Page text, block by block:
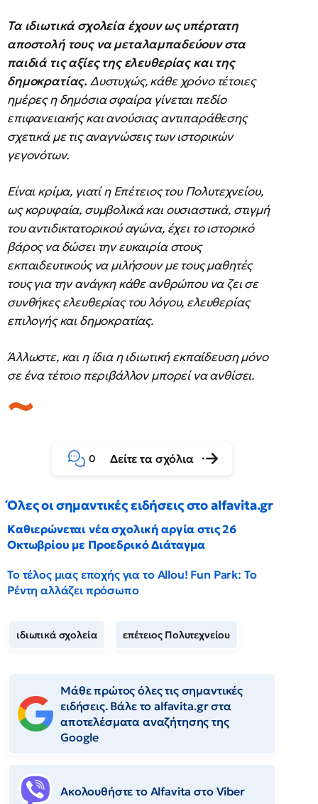
Τα ιδιωτικά σχολεία έχουν ως υπέρτατη
αποστολή τους να μεταλαμπαδεύουν στα
παιδιά τις αξίες της ελευθερίας και της
δημοκρατίας. Δυστυχώς, κάθε χρόνο τέτοιες
ημέρες η δημόσια σφαίρα γίνεται πεδίο
επιφανειακής και ανούσιας αντιπαράθεσης
σχετικά με τις αναγνώσεις των ιστορικών
γεγονότων.
Είναι κρίμα, γιατί η Επέτειος του Πολυτεχνείου,
ως κορυφαία, συμβολικά και ουσιαστικά, στιγμή
του αντιδικτατορικού αγώνα, έχει το ιστορικό
βάρος να δώσει την ευκαιρία στους
εκπαιδευτικούς να μιλήσουν με τους μαθητές
τους για την ανάγκη κάθε ανθρώπου να ζει σε
συνθήκες ελευθερίας του λόγου, ελευθερίας
επιλογής και δημοκρατίας.
Άλλωστε, και η ίδια η ιδιωτική εκπαίδευση μόνο
σε ένα τέτοιο περιβάλλον μπορεί να ανθίσει.
0 Δείτε τα σχόλια
Όλες οι σημαντικές ειδήσεις στο alfavita.gr
Καθιερώνεται νέα σχολική αργία στις 26
Οκτωβρίου με Προεδρικό Διάταγμα
Το τέλος μιας εποχής για το Allou! Fun Park: Το
Ρέντη αλλάζει πρόσωπο
ιδιωτικά σχολεία επέτειος Πολυτεχνείου
Μάθε πρώτος όλες τις σημαντικές
ειδήσεις. Βάλε το alfavita.gr στα
αποτελέσματα αναζήτησης της
Google
Ακολουθήστε το Αlfavita στο Viber